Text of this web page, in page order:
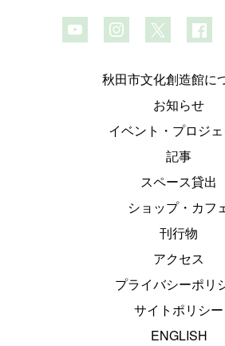
秋田市文化創造館に
お知らせ
イベント・プロジェ
記事
スペース貸出
ショップ・カフ
刊行物
アクセス
プライバシーポリ
サイトポリシー
ENGLISH